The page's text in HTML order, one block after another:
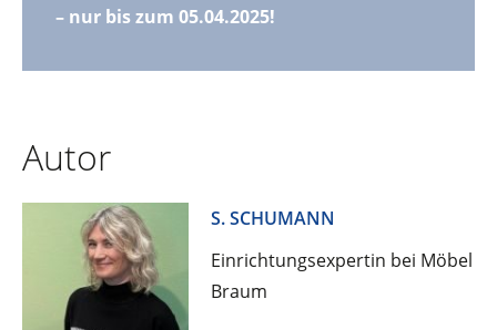
– nur bis zum 05.04.2025!
Autor
S. SCHUMANN
Einrichtungsexpertin bei Möbel
Braum